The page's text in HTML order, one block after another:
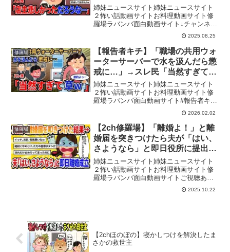
「店主悲しかっただろうな…」
【ゆっくり解説】【作業用】
姉妹ニュースサイト姉妹ニュースサイト
２怖い話動画サイトお料理動画サイト修
羅場ラバンバ面白動画サイト↓チャンネル
登録よろしくお願いします↓URL：1話
目 0:00:002話目 0:16:353話目
0:34:514話目 0:53:015話目 ...
2025.08.25
修羅場
【報告者キチ】「職場の共用ウォ
ーターサーバーで水を汲んだら懲
戒に…」→スレ民「当然すぎて草
w」【2chゆっくり解説】
姉妹ニュースサイト姉妹ニュースサイト
２怖い話動画サイトお料理動画サイト修
羅場ラバンバ面白動画サイト#報告者キチ
#2ch #2ちゃんねる↓チャンネル登録よろ
しくお願いします↓ @2ch-mj4nd◎当チャ
ンネルについて台本と編集は全てオリ
ジ...
2026.02.02
修羅場
【2ch修羅場】「離婚よ！」と離
婚届を突きつけたら夫が「はい、
さようなら」と即日役所に提出→
私「冗談なのに！」
姉妹ニュースサイト姉妹ニュースサイト
２怖い話動画サイトお料理動画サイト修
羅場ラバンバ面白動画サイトご視聴あり
がとうございます！今回は、見栄と怠惰
が生んだ、ある老舗和菓子屋の女将の転
2025.10.22
【2chほのぼの】寝かしつけを解決したま
さかの救世主